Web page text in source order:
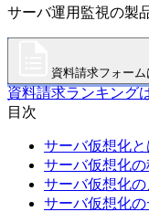
サーバ運用監視の製
資料請求フォーム
資料請求ランキング
目次
サーバ仮想化と
サーバ仮想化
サーバ仮想化の
サーバ仮想化の